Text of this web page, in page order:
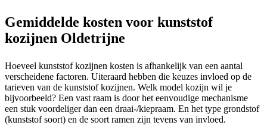
Gemiddelde kosten voor kunststof
kozijnen Oldetrijne
Hoeveel kunststof kozijnen kosten is afhankelijk van een aantal
verscheidene factoren. Uiteraard hebben die keuzes invloed op de
tarieven van de kunststof kozijnen. Welk model kozijn wil je
bijvoorbeeld? Een vast raam is door het eenvoudige mechanisme
een stuk voordeliger dan een draai-/kiepraam. En het type grondstof
(kunststof soort) en de soort ramen zijn tevens van invloed.